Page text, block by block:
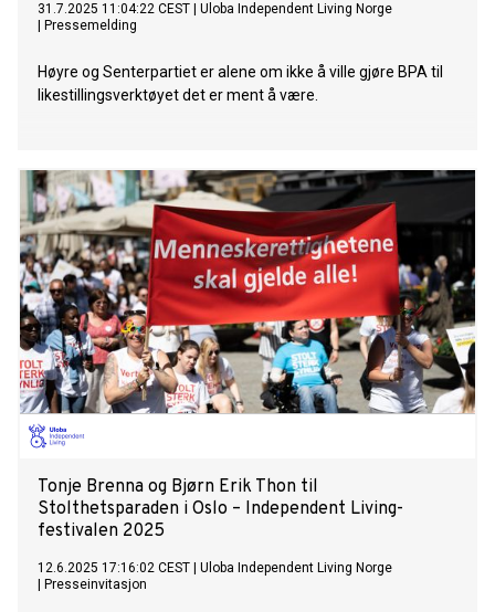
31.7.2025 11:04:22 CEST
Uloba Independent Living Norge
Pressemelding
Høyre og Senterpartiet er alene om ikke å ville gjøre BPA til
likestillingsverktøyet det er ment å være.
Tonje Brenna og Bjørn Erik Thon til
Stolthetsparaden i Oslo – Independent Living-
festivalen 2025
12.6.2025 17:16:02 CEST
Uloba Independent Living Norge
Presseinvitasjon